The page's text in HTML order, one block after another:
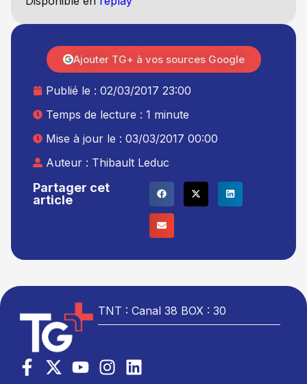
Partager cet
article
Publié le : 02/03/2017 23:00
Temps de lecture : 1 minute
Mise à jour le : 03/03/2017 00:00
Auteur : Thibault Leduc
Ajouter TG+ à vos sources Google
TNT : Canal 38 BOX : 30